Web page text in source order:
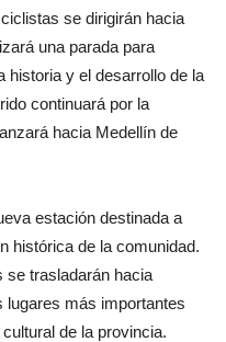
se dirigirán hacia
una parada para
historia y el desarrollo de la
continuará por la
hacia Medellín de
estación destinada a
histórica de la comunidad.
se trasladarán hacia
lugares más importantes
de la provincia.